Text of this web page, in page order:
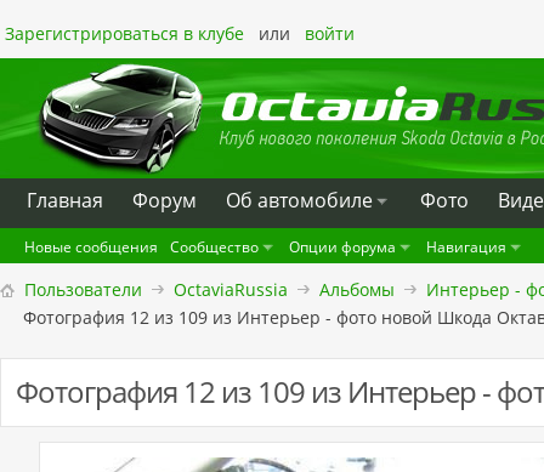
Зарегистрироваться в клубе или войти
Главная Форум Oб автомобиле Фото
Новые сообщения Сообщество Опции форума Навигация
Пользователи OctaviaRussia Альбомы
Интерьер -
Фотография 12 из 109 из Интерьер - фото новой Шкода
Фотография 12 из 109 из Интерьер -